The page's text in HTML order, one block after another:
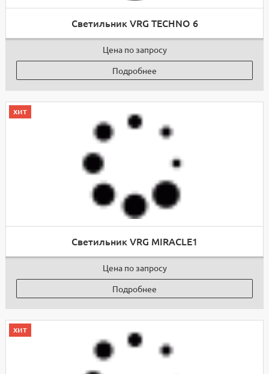
Светильник VRG TECHNO 6
Цена по запросу
Подробнее
хит
Светильник VRG MIRACLE1
Цена по запросу
Подробнее
хит